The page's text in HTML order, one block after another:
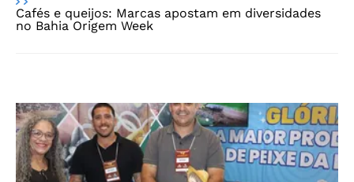
Cafés e queijos: Marcas apostam em diversidades
no Bahia Origem Week